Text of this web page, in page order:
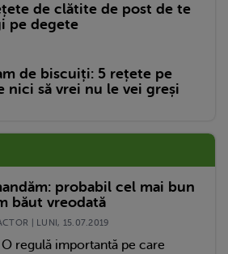
de clătite de post de te
pe degete
de biscuiți: 5 rețete pe
nici să vrei nu le vei greși
probabil cel mai bun
băut vreodată
| LUNI, 15.07.2019
O regulă importantă pe care